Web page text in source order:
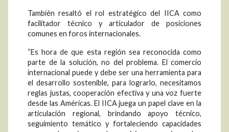
También resaltó el rol estratégico del IICA como
facilitador técnico y articulador de posiciones
comunes en foros internacionales.
“Es hora de que esta región sea reconocida como
parte de la solución, no del problema. El comercio
internacional puede y debe ser una herramienta para
el desarrollo sostenible, para lograrlo, necesitamos
reglas justas, cooperación efectiva y una voz fuerte
desde las Américas. El IICA juega un papel clave en la
articulación regional, brindando apoyo técnico,
seguimiento temático y fortaleciendo capacidades